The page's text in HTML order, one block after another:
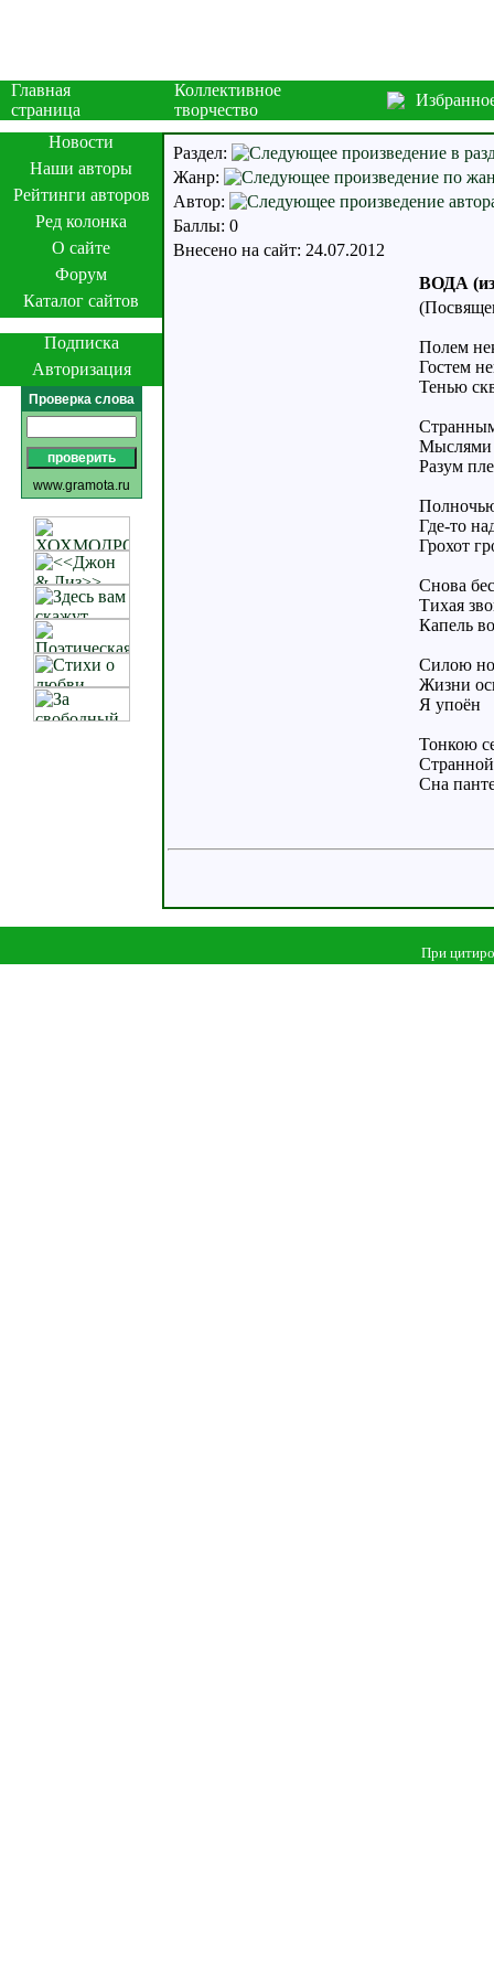
Главная
страница
Коллективное
творчество
Новости
Наши авторы
Рейтинги авторов
Ред колонка
О сайте
Форум
Каталог сайтов
Подписка
Авторизация
Проверка слова
www.gramota.ru
Раздел:
Жанр:
Автор:
Баллы: 0
Внесено на сайт: 24.07.2012
ВОДА
Полем
Гостем
Тенью
Мыслями
Разум
Где-то
Грохот
Снова
Тихая
Капель
Силою
Жизни
Я упоён
Тонкою
Сна
При